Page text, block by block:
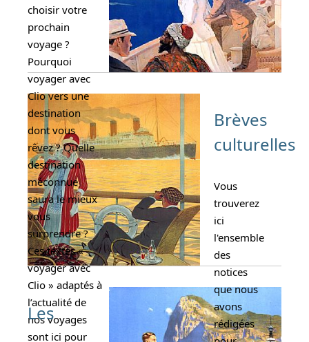
choisir votre
prochain
voyage ?
Pourquoi
voyager avec
Clio vers une
destination
dont vous
rêvez ? Quelle
destination
méconnue
saura le mieux
vous
surprendre ?
Ces textes «
voyager avec
Clio » adaptés à
l’actualité de
nos voyages
sont ici pour
Brèves
culturelles
Vous
trouverez
ici
l'ensemble
des
notices
que nous
avons
rédigées
Les